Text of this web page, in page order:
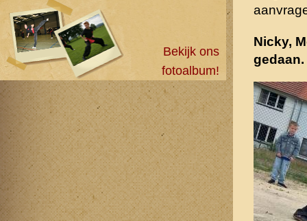
Bekijk ons
fotoalbum!
Nicky,